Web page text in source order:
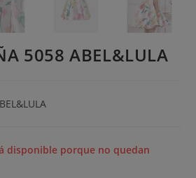
5058 ABEL&LULA
disponible porque no quedan